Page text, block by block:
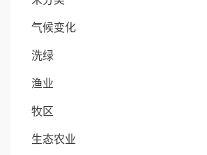
气候变化
洗绿
渔业
牧区
生态农业